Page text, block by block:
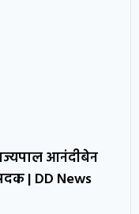
आनंदीबेन
| DD News